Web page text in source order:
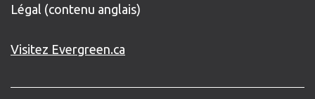
Légal (contenu anglais)
Visitez Evergreen.ca